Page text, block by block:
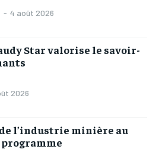
- 4 août 2026
Star valorise le savoir-
2026
l’industrie minière au
programme